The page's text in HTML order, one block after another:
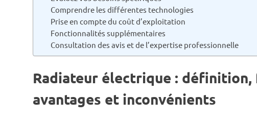
Comprendre les différentes technologies
Prise en compte du coût d’exploitation
Fonctionnalités supplémentaires
Consultation des avis et de l’expertise professionnelle
Radiateur électrique :
avantages et inconvénients